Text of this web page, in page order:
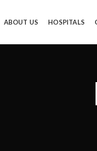
ABOUT US HOSPITALS